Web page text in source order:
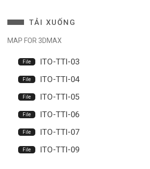
TẢI XUỐNG
MAP FOR 3DMAX
ITO-TTI-03
ITO-TTI-04
ITO-TTI-05
ITO-TTI-06
ITO-TTI-07
ITO-TTI-09